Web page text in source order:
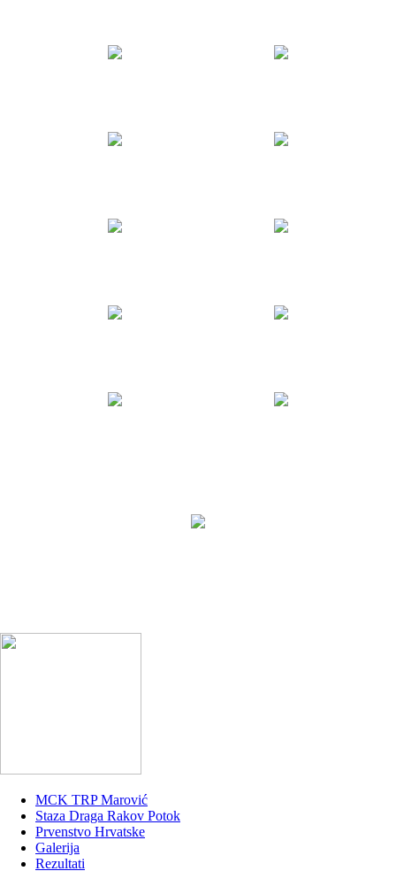
MCK TRP Marović
Staza Draga Rakov Potok
Prvenstvo Hrvatske
Galerija
Rezultati